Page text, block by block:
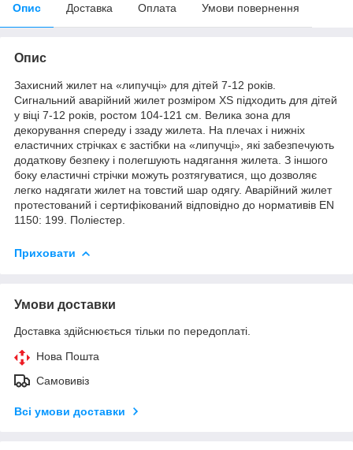
Опис Доставка Оплата Умови повернення
Опис
Захисний жилет на «липучці» для дітей 7-12 років.
Сигнальний аварійний жилет розміром XS підходить для дітей
у віці 7-12 років, ростом 104-121 см. Велика зона для
декорування спереду і ззаду жилета. На плечах і нижніх
еластичних стрічках є застібки на «липучці», які забезпечують
додаткову безпеку і полегшують надягання жилета. З іншого
боку еластичні стрічки можуть розтягуватися, що дозволяє
легко надягати жилет на товстий шар одягу. Аварійний жилет
протестований і сертифікований відповідно до нормативів EN
1150: 199. Поліестер.
Приховати
Умови доставки
Доставка здійснюється тільки по передоплаті.
Нова Пошта
Самовивіз
Всі умови доставки